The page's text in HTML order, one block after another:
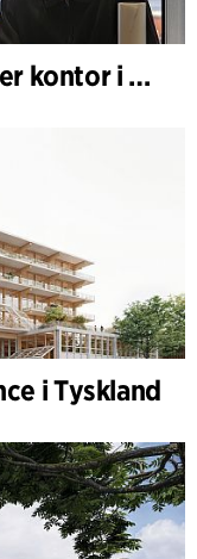
C.F. Møller Architects åbner kontor i Göteborg
i Tyskland